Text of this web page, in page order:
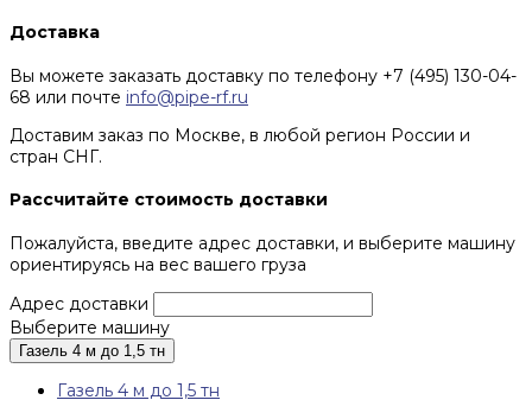
Доставка
Вы можете заказать доставку по телефону +7 (495) 130-04-
68 или почте info@pipe-rf.ru
Доставим заказ по Москве, в любой регион России и
стран СНГ.
Рассчитайте стоимость доставки
Пожалуйста, введите адрес доставки, и выберите машину
ориентируясь на вес вашего груза
Адрес доставки
Выберите машину
Газель 4 м до 1,5 тн
Газель 4 м до 1,5 тн